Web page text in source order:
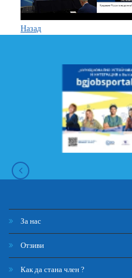
Назад
За нас
Отзиви
Как да стана член ?